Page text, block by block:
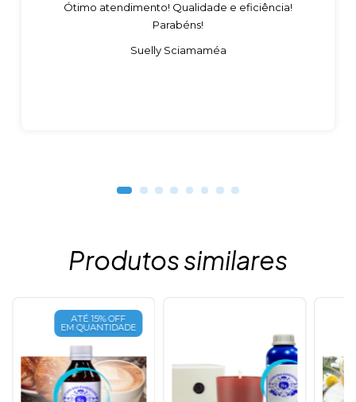
Ótimo atendimento! Qualidade e eficiência!
Parabéns!
Suelly Sciamaméa
Produtos similares
ATÉ 15% OFF
EM QUANTIDADE